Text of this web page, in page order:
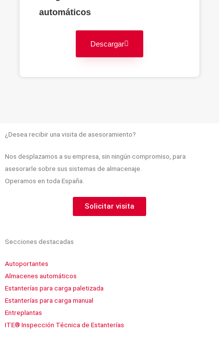
automáticos
Descargar
¿Desea recibir una visita de asesoramiento?
Nos desplazamos a su empresa, sin ningún compromiso, para
asesorarle sobre sus sistemas de almacenaje.
Operamos en toda España.
Solicitar visita
Secciones destacadas
Autoportantes
Almacenes automáticos
Estanterías para carga paletizada
Estanterías para carga manual
Entreplantas
ITE® Inspección Técnica de Estanterías